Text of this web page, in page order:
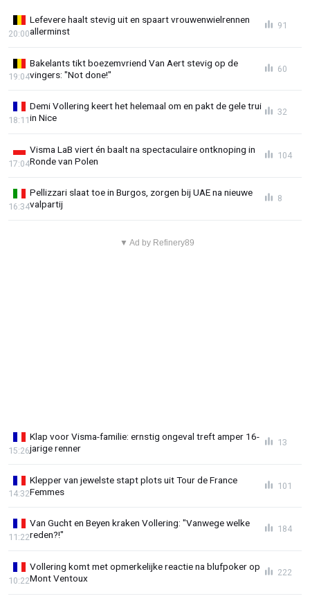
Lefevere haalt stevig uit en spaart vrouwenwielrennen
allerminst
20:00
91
Bakelants tikt boezemvriend Van Aert stevig op de
vingers: "Not done!"
19:04
60
Demi Vollering keert het helemaal om en pakt de gele trui
in Nice
18:11
32
Visma LaB viert én baalt na spectaculaire ontknoping in
Ronde van Polen
17:04
104
Pellizzari slaat toe in Burgos, zorgen bij UAE na nieuwe
valpartij
16:34
8
▼ Ad by Refinery89
Klap voor Visma-familie: ernstig ongeval treft amper 16-
jarige renner
15:26
13
Klepper van jewelste stapt plots uit Tour de France
Femmes
14:32
101
Van Gucht en Beyen kraken Vollering: "Vanwege welke
reden?!"
11:22
184
Vollering komt met opmerkelijke reactie na blufpoker op
Mont Ventoux
10:22
222